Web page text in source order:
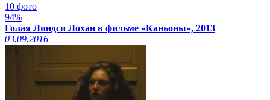
10 фото
94%
Голая Линдси Лохан в фильме «Каньоны», 2013
03.09.2016